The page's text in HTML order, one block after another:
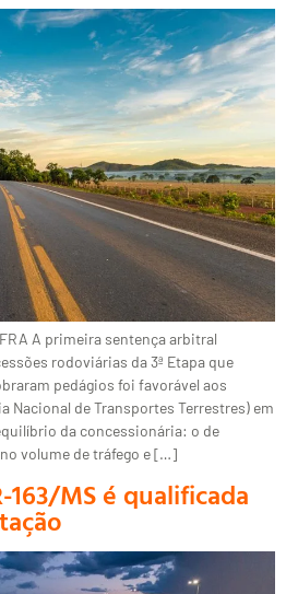
A primeira sentença arbitral
rodoviárias da 3ª Etapa que
pedágios foi favorável aos
Nacional de Transportes Terrestres) em
da concessionária: o de
volume de tráfego e […]
163/MS é qualificada